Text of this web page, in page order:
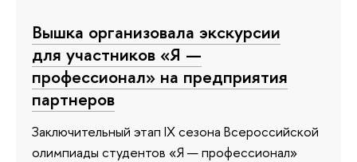
Вышка организовала экскурсии
для участников «Я —
профессионал» на предприятия
партнеров
Заключительный этап IX сезона Всероссийской
олимпиады студентов «Я — профессионал»